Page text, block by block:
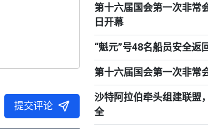
提交评论
第十六届国会第一次非常
日开幕
“魁元”号48名船员安全返
第十六届国会第一次非常
沙特阿拉伯牵头组建联盟
全